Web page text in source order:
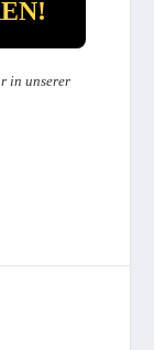
in unserer